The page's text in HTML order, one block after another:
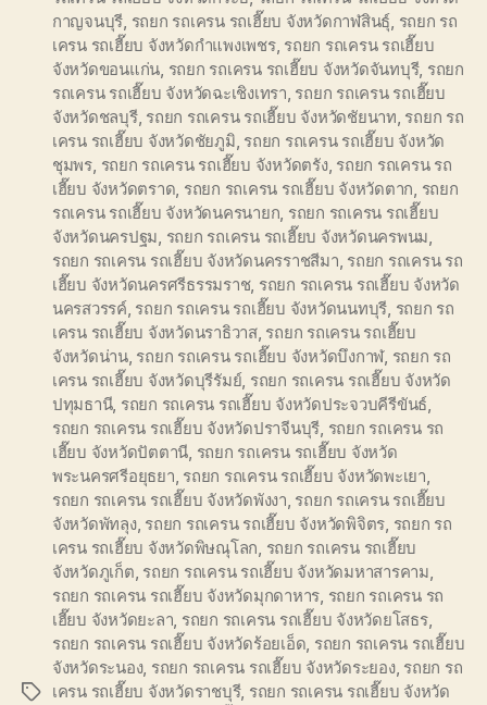
Tags
กาญจนบุรี, รถยก รถเครน รถเฮี๊ยบ จังหวัดกาฬสินธุ์, รถยก รถ
เครน รถเฮี๊ยบ จังหวัดกำแพงเพชร, รถยก รถเครน รถเฮี๊ยบ
จังหวัดขอนแก่น, รถยก รถเครน รถเฮี๊ยบ จังหวัดจันทบุรี, รถยก
รถเครน รถเฮี๊ยบ จังหวัดฉะเชิงเทรา, รถยก รถเครน รถเฮี๊ยบ
จังหวัดชลบุรี, รถยก รถเครน รถเฮี๊ยบ จังหวัดชัยนาท, รถยก รถ
เครน รถเฮี๊ยบ จังหวัดชัยภูมิ, รถยก รถเครน รถเฮี๊ยบ จังหวัด
ชุมพร, รถยก รถเครน รถเฮี๊ยบ จังหวัดตรัง, รถยก รถเครน รถ
เฮี๊ยบ จังหวัดตราด, รถยก รถเครน รถเฮี๊ยบ จังหวัดตาก, รถยก
รถเครน รถเฮี๊ยบ จังหวัดนครนายก, รถยก รถเครน รถเฮี๊ยบ
จังหวัดนครปฐม, รถยก รถเครน รถเฮี๊ยบ จังหวัดนครพนม,
รถยก รถเครน รถเฮี๊ยบ จังหวัดนครราชสีมา, รถยก รถเครน รถ
เฮี๊ยบ จังหวัดนครศรีธรรมราช, รถยก รถเครน รถเฮี๊ยบ จังหวัด
นครสวรรค์, รถยก รถเครน รถเฮี๊ยบ จังหวัดนนทบุรี, รถยก รถ
เครน รถเฮี๊ยบ จังหวัดนราธิวาส, รถยก รถเครน รถเฮี๊ยบ
จังหวัดน่าน, รถยก รถเครน รถเฮี๊ยบ จังหวัดบึงกาฬ, รถยก รถ
เครน รถเฮี๊ยบ จังหวัดบุรีรัมย์, รถยก รถเครน รถเฮี๊ยบ จังหวัด
ปทุมธานี, รถยก รถเครน รถเฮี๊ยบ จังหวัดประจวบคีรีขันธ์,
รถยก รถเครน รถเฮี๊ยบ จังหวัดปราจีนบุรี, รถยก รถเครน รถ
เฮี๊ยบ จังหวัดปัตตานี, รถยก รถเครน รถเฮี๊ยบ จังหวัด
พระนครศรีอยุธยา, รถยก รถเครน รถเฮี๊ยบ จังหวัดพะเยา,
รถยก รถเครน รถเฮี๊ยบ จังหวัดพังงา, รถยก รถเครน รถเฮี๊ยบ
จังหวัดพัทลุง, รถยก รถเครน รถเฮี๊ยบ จังหวัดพิจิตร, รถยก รถ
เครน รถเฮี๊ยบ จังหวัดพิษณุโลก, รถยก รถเครน รถเฮี๊ยบ
จังหวัดภูเก็ต, รถยก รถเครน รถเฮี๊ยบ จังหวัดมหาสารคาม,
รถยก รถเครน รถเฮี๊ยบ จังหวัดมุกดาหาร, รถยก รถเครน รถ
เฮี๊ยบ จังหวัดยะลา, รถยก รถเครน รถเฮี๊ยบ จังหวัดยโสธร,
รถยก รถเครน รถเฮี๊ยบ จังหวัดร้อยเอ็ด, รถยก รถเครน รถเฮี๊ยบ
จังหวัดระนอง, รถยก รถเครน รถเฮี๊ยบ จังหวัดระยอง, รถยก รถ
เครน รถเฮี๊ยบ จังหวัดราชบุรี, รถยก รถเครน รถเฮี๊ยบ จังหวัด